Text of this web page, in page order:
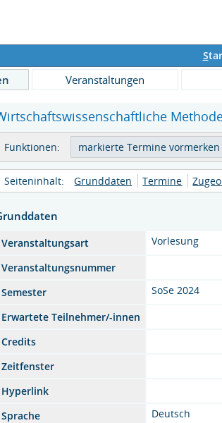
S
Veranstaltungen
Funktionen:
Seiteninhalt: Grunddaten Termine
Veranstaltungsart Vorlesung
Veranstaltungsnummer
Semester
SoSe 2024
Erwartete Teilnehmer/-innen
Credits
Zeitfenster
Hyperlink
Sprache
Deutsch